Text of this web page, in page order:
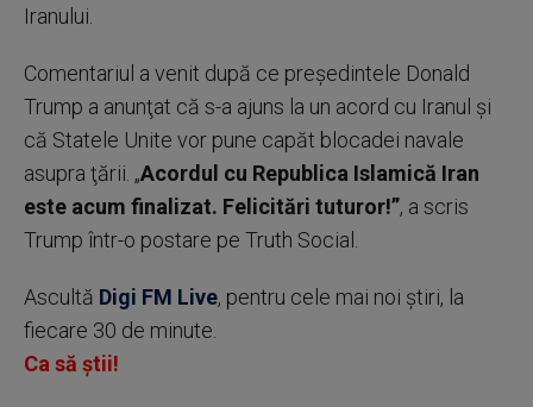
Iranului.
Comentariul a venit după ce preşedintele Donald
Trump a anunţat că s-a ajuns la un acord cu Iranul şi
că Statele Unite vor pune capăt blocadei navale
asupra ţării. „Acordul cu Republica Islamică Iran
este acum finalizat. Felicitări tuturor!”, a scris
Trump într-o postare pe Truth Social.
Ascultă Digi FM Live, pentru cele mai noi știri, la
fiecare 30 de minute.
Ca să știi!